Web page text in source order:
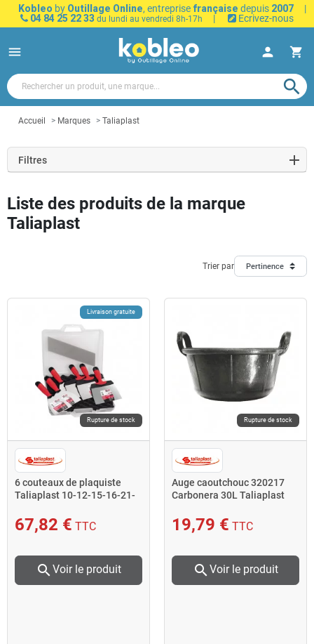
Kobleo by Outillage Online, entreprise française depuis 2007
|
04 84 25 22 33 du lundi au vendredi 8h-17h | Ecrivez-nous
menu person shopping_cart
search
Accueil Marques Taliaplast
Filtres
Liste des produits de la marque
Taliaplast
Trier par Pertinence
Livraison gratuite
Rupture de stock
6 couteaux de plaquiste
Taliaplast 10-12-15-16-21-
67,82 € TTC
search Voir le produit
Rupture de stock
Auge caoutchouc 320217
Carbonera 30L Taliaplast
19,79 € TTC
search Voir le produit